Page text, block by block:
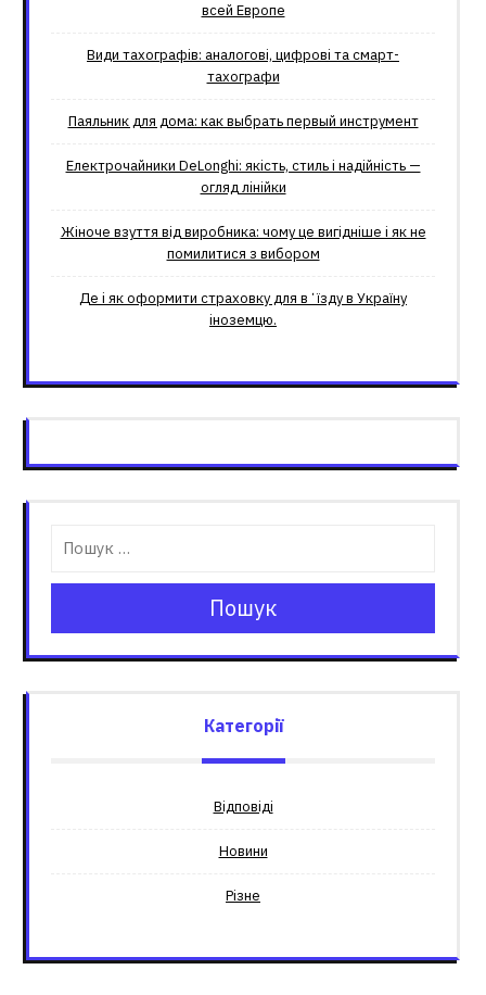
всей Европе
Види тахографів: аналогові, цифрові та смарт-
тахографи
Паяльник для дома: как выбрать первый инструмент
Електрочайники DeLonghi: якість, стиль і надійність —
огляд лінійки
Жіноче взуття від виробника: чому це вигідніше і як не
помилитися з вибором
Де і як оформити страховку для вʼїзду в Україну
іноземцю.
Пошук
Категорії
Відповіді
Новини
Різне